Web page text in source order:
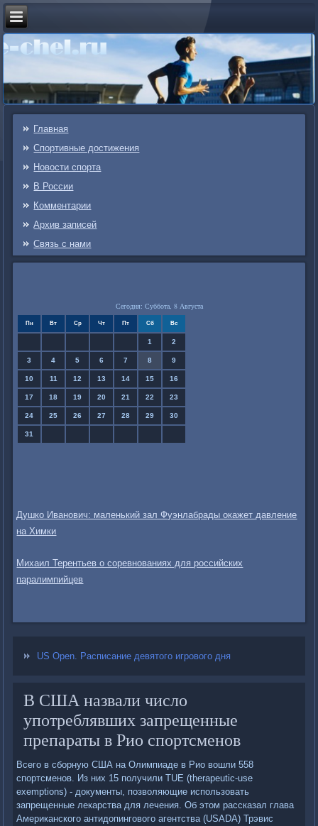
Главная
Спортивные достижения
Новости спорта
В России
Комментарии
Архив записей
Связь c нами
Сегодня: Суббота, 8 Августа
Пн Вт Ср Чт Пт Сб Вс
1 2
3 4 5 6 7 8 9
10 11 12 13 14 15 16
17 18 19 20 21 22 23
24 25 26 27 28 29 30
31
Душко Иванович: маленький зал Фуэнлабрады окажет давление
на Химки
Михаил Терентьев о соревнованиях для российских
паралимпийцев
US Open. Расписание девятого игрового дня
В США назвали число
употреблявших запрещенные
препараты в Рио спортсменов
Всего в сборную США на Олимпиаде в Рио вошли 558
спортсменов. Из них 15 получили TUE (therapeutic-use
exemptions) - документы, позволяющие использовать
запрещенные лекарства для лечения. Об этом рассказал глава
Американского антидопингового агентства (USADA) Трэвис